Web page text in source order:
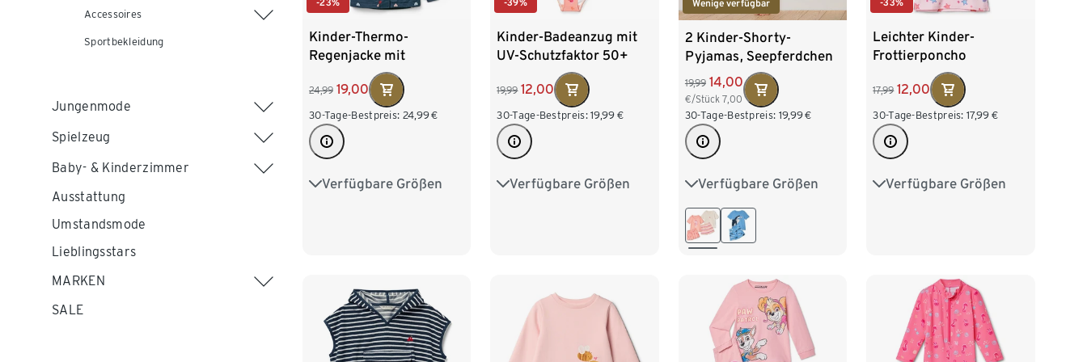
Accessoires
Sportbekleidung
Jungenmode
Spielzeug
Baby- & Kinderzimmer
Ausstattung
Umstandsmode
Lieblingsstars
MARKEN
SALE
-23%
Kinder-Thermo-
Regenjacke mit
Fleecefutter, Herzen
24,99 19,00
30-Tage-Bestpreis: 24,99€
Verfügbare Größen
74/80 86/92
-39%
Kinder-Badeanzug mit
UV-Schutzfaktor 50+
19,99 12,00
30-Tage-Bestpreis: 19,99 €
Verfügbare Größen
74/80 86/92
Wenige verfügbar
2 Kinder-Shorty-
Pyjamas, Seepferdchen
19,99 14,00
€/Stück 7,00
30-Tage-Bestpreis: 19,99€
Verfügbare Größen
86/92 98/104
110/116
-33%
Leichter Kinder-
Frottierponcho
17,99 12,00
30-Tage-Bestpreis: 17,99 €
Verfügbare Größen
74/80 86/92